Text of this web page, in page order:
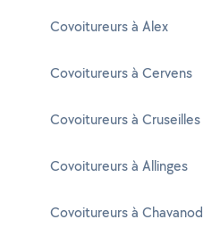
Covoitureurs à Alex
Covoitureurs à Cervens
Covoitureurs à Cruseilles
Covoitureurs à Allinges
Covoitureurs à Chavanod